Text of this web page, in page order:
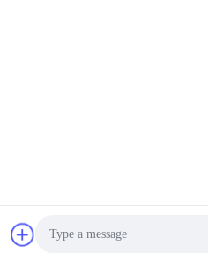
2017-2026 Hebei
Ltd. . Tutti